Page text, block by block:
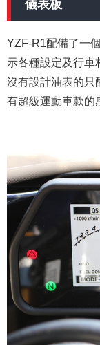
儀表板
YZF-R1配備了一
示各種設定及行車
沒有設計油表的只
有超級運動車款的